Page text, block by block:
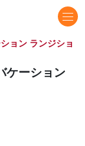
ョン ランジショ
ケーション